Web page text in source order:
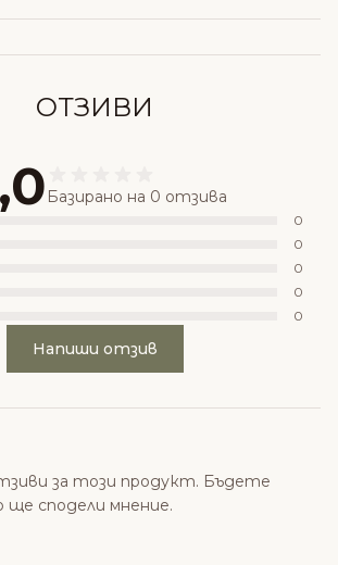
ОТЗИВИ
Базирано на 0 отзива
0
0
0
0
0
Напиши отзив
за този продукт. Бъдете
сподели мнение.